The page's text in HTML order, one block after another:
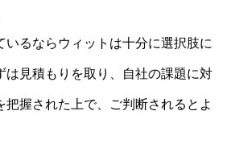
いるならウィットは十分に選択肢に
は見積もりを取り、自社の課題に対
把握された上で、ご判断されるとよ